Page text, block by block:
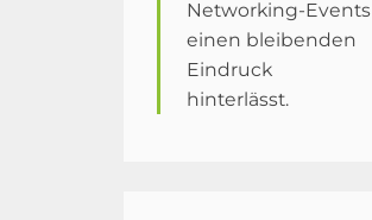
Networking-Events
einen bleibenden
Eindruck
hinterlässt.